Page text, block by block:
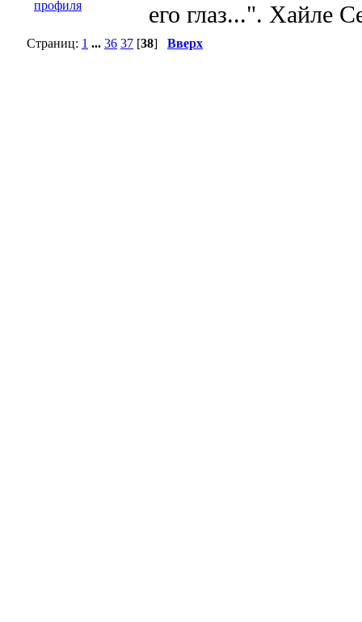
его глаз...". Хайле
Страниц: 1 ... 36 37 [38] Вверх